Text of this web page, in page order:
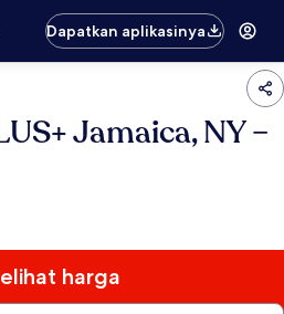
Dapatkan aplikasinya
Jamaica, NY –
harga